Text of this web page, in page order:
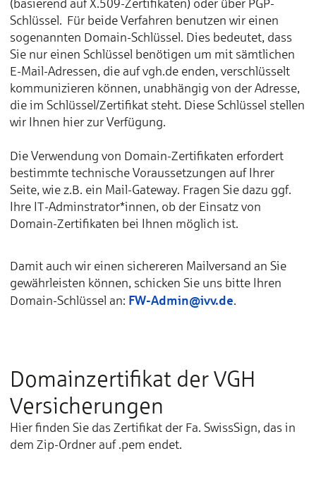
(basierend auf X.509-Zertifikaten) oder über PGP-
Schlüssel. Für beide Verfahren benutzen wir einen
sogenannten Domain-Schlüssel. Dies bedeutet, dass
Sie nur einen Schlüssel benötigen um mit sämtlichen
E-Mail-Adressen, die auf vgh.de enden, verschlüsselt
kommunizieren können, unabhängig von der Adresse,
die im Schlüssel/Zertifikat steht. Diese Schlüssel stellen
wir Ihnen hier zur Verfügung.
Die Verwendung von Domain-Zertifikaten erfordert
bestimmte technische Voraussetzungen auf Ihrer
Seite, wie z.B. ein Mail-Gateway. Fragen Sie dazu ggf.
Ihre IT-Adminstrator*innen, ob der Einsatz von
Domain-Zertifikaten bei Ihnen möglich ist.
Damit auch wir einen sichereren Mailversand an Sie
gewährleisten können, schicken Sie uns bitte Ihren
Domain-Schlüssel an: FW-Admin@ivv.de.
Domainzertifikat der VGH
Versicherungen
Hier finden Sie das Zertifikat der Fa. SwissSign, das in
dem Zip-Ordner auf .pem endet.